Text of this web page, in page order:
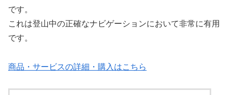
です。
これは登山中の正確なナビゲーションにおいて非常に有用
です。
商品・サービスの詳細・購入はこちら